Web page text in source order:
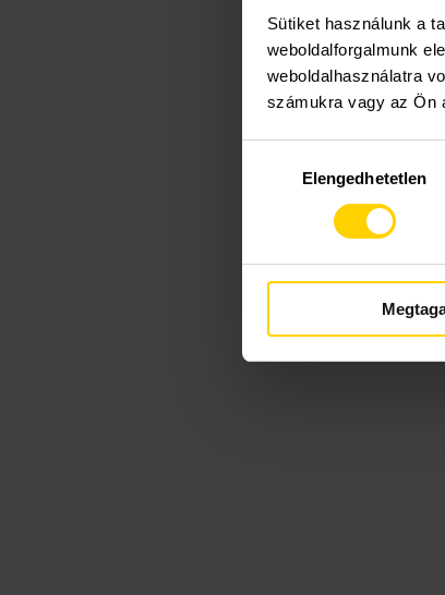
Sütiket használunk a
weboldalforgalmunk
weboldalhasználatra
számukra vagy az Ön
kiválasztásaElengedhetetlen